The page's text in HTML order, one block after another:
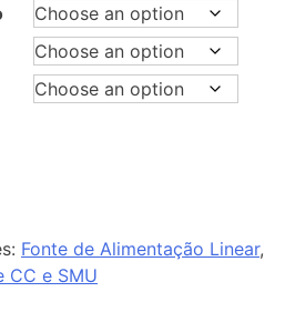
Fonte de Alimentação Linear,
CC e SMU